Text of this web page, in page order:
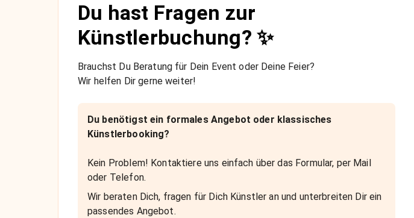
Du hast Fragen zur
Künstlerbuchung? ✨
Brauchst Du Beratung für Dein Event oder Deine Feier?
Wir helfen Dir gerne weiter!
Du benötigst ein formales Angebot oder klassisches
Künstlerbooking?
Kein Problem! Kontaktiere uns einfach über das Formular, per Mail
oder Telefon.
Wir beraten Dich, fragen für Dich Künstler an und unterbreiten Dir ein
passendes Angebot.